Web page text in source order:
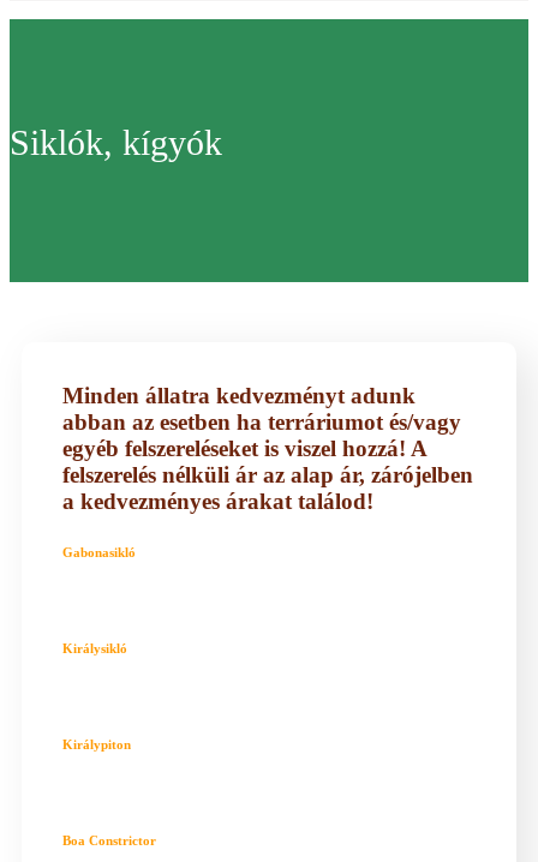
Siklók, kígyók
Minden állatra kedvezményt adunk
abban az esetben ha terráriumot és/vagy
egyéb felszereléseket is viszel hozzá! A
felszerelés nélküli ár az alap ár, zárójelben
a kedvezményes árakat találod!
Gabonasikló
Királysikló
Királypiton
Boa Constrictor